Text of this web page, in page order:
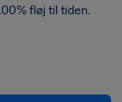
fløj til tiden.